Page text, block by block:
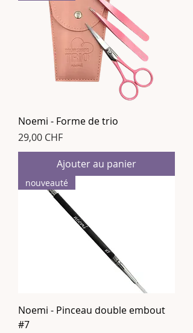
Noemi - Forme de trio
Prix
29,00 CHF
Ajouter au panier
nouveauté
Noemi - Pinceau double embout
#7